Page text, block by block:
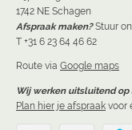
1742 NE Schagen
Afspraak maken? Stuur
T +31 6 23 64 46 62
Route via Google maps
Wij werken uitsluitend op
Plan hier je afspraak voor